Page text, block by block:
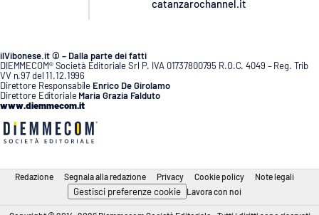
catanzarochannel.it
ilVibonese.it © – Dalla parte dei fatti
DIEMMECOM® Società Editoriale Srl P. IVA 01737800795 R.O.C. 4049 – Reg. Trib
VV n.97 del 11.12.1996
Direttore Responsabile Enrico De Girolamo
Direttore Editoriale Maria Grazia Falduto
www.diemmecom.it
Redazione Segnala alla redazione Privacy Cookie policy Note legali
Gestisci preferenze cookie Lavora con noi